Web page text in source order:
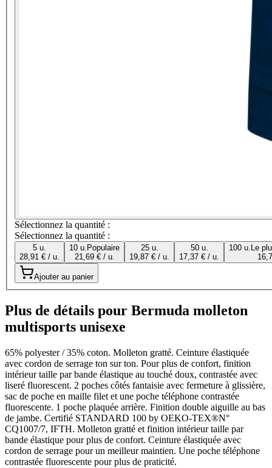
Sélectionnez la quantité :
Sélectionnez la quantité :
5 u.
28,91 € / u.
10 u. Populaire
21,69 € / u.
25 u.
19,87 € / u.
50 u.
17,37 € / u.
100 u. Le
Ajouter au panier
Plus de détails pour Bermuda molleton
multisports unisexe
65% polyester / 35% coton. Molleton gratté. Ceinture élastiquée
avec cordon de serrage ton sur ton. Pour plus de confort, finition
intérieur taille par bande élastique au touché doux, contrastée avec
liseré fluorescent. 2 poches côtés fantaisie avec fermeture à glissière,
sac de poche en maille filet et une poche téléphone contrastée
fluorescente. 1 poche plaquée arrière. Finition double aiguille au bas
de jambe. Certifié STANDARD 100 by OEKO-TEX®N°
CQ1007/7, IFTH. Molleton gratté et finition intérieur taille par
bande élastique pour plus de confort. Ceinture élastiquée avec
cordon de serrage pour un meilleur maintien. Une poche téléphone
contrastée fluorescente pour plus de praticité.